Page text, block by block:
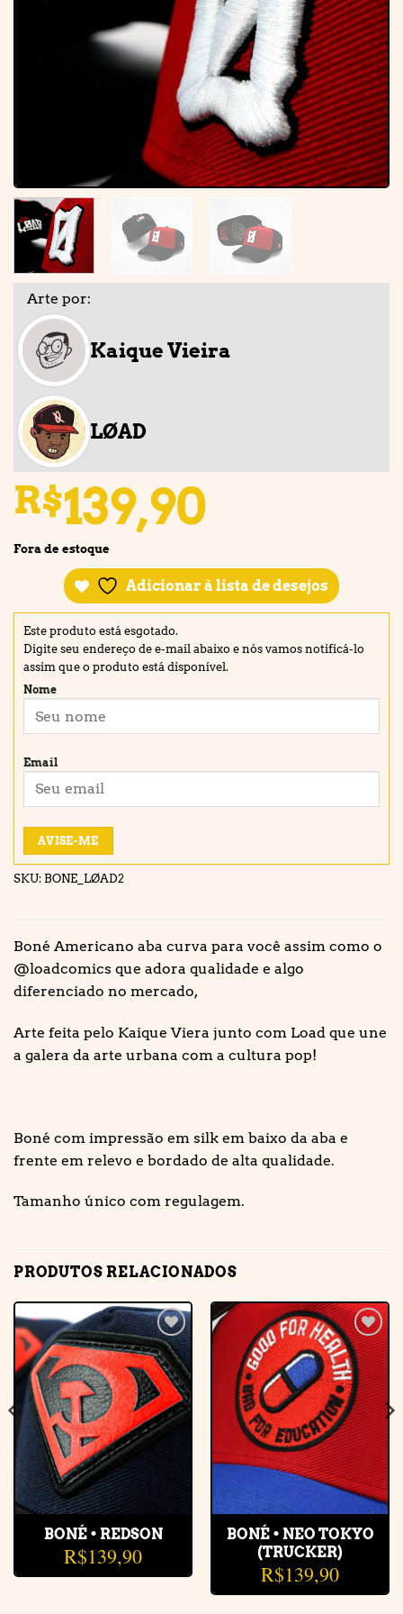
Arte por:
Kaique Vieira
LØAD
R$139,90
Fora de estoque
Adicionar à lista de desejos
Este produto está esgotado.
Digite seu endereço de e-mail abaixo e nós vamos notificá-lo
assim que o produto está disponível.
Nome
Email
AVISE-ME
SKU: BONE_LØAD2
Boné Americano aba curva para você assim como o
@loadcomics que adora qualidade e algo
diferenciado no mercado,
Arte feita pelo Kaique Viera junto com Load que une
a galera da arte urbana com a cultura pop!
Boné com impressão em silk em baixo da aba e
frente em relevo e bordado de alta qualidade.
Tamanho único com regulagem.
PRODUTOS RELACIONADOS
Adicionar
à lista de
desejos
BONÉ • REDSON
R$139,90
Adicionar
à lista de
desejos
BONÉ • NEO TOKYO
(TRUCKER)
R$139,90